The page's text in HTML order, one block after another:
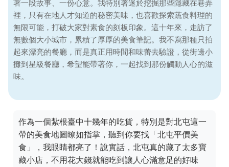
著一段故事、一份心意。我特別著迷於挖掘那些隱藏在巷弄
裡，只有在地人才知道的秘密美味，也喜歡探索蔬食料理的
無限可能，打破大家對素食的刻板印象。這十年來，走訪了
無數個大小城市，累積了厚厚的美食筆記。我不寫那種只拍
起來漂亮的餐廳，而是真正用時間和味蕾去驗證，從街邊小
攤到星級餐廳，希望能帶著你，一起找到那份觸動人心的滋
味。
作為一個紮根臺中十幾年的吃貨，特別是對北屯這一
帶的美食地圖瞭如指掌，聽到你要找「北屯平價美
食」，我眼睛都亮了！說實話，北屯真的藏了太多寶
藏小店，不用花大錢就能吃到讓人心滿意足的好味